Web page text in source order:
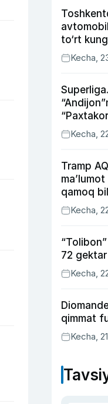
to‘rt
Kecha,
bahsda
chiqardi
Kecha,
Tramp
qamoq
Kecha,
72
Kecha,
qimmat
Kecha,